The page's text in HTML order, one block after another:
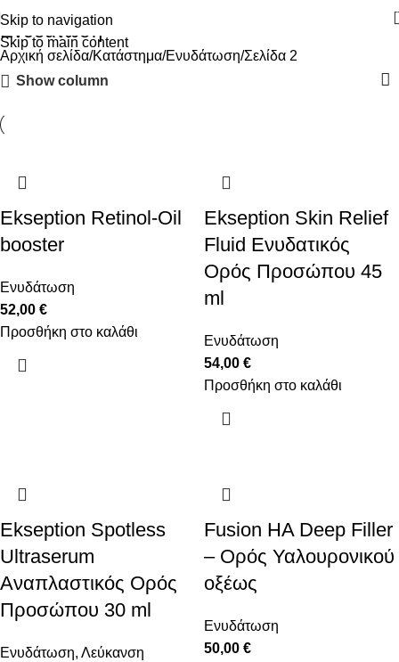
Skip to navigation
Skip to main content
Ενυδάτωση
Αρχική σελίδα Κατάστημα Ενυδάτωση Σελίδα 2
Show column
Ekseption Retinol-Oil
booster
Ενυδάτωση
52,00 €
Προσθήκη στο καλάθι
Ekseption Skin Relief
Fluid Ενυδατικός
Ορός Προσώπου 45
ml
Ενυδάτωση
54,00 €
Προσθήκη στο καλάθι
Ekseption Spotless
Ultraserum
Αναπλαστικός Ορός
Προσώπου 30 ml
Ενυδάτωση, Λεύκανση
Fusion HA Deep Filler
– Ορός Υαλουρονικού
οξέως
Ενυδάτωση
50,00 €